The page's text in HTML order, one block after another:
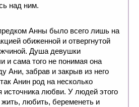
над ним.
Анны было всего лишь на
обиженной и отвергнутой
Душа девушки
и сама того не понимая она
Ани, забрав и закрыв из него
Анин род на несколько
источника любви. У людей этого
любить, беременеть и